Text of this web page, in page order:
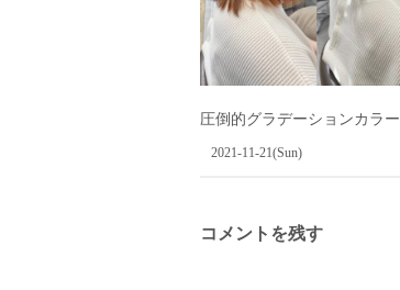
圧倒的グラデーションカラー
2021-11-21(Sun)
コメントを残す